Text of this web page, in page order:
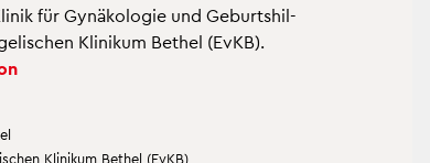
für Gy­nä­ko­lo­gie und Ge­burts­hil­
Kli­ni­kum Be­thel (EvKB).
Kli­ni­kum Be­thel (EvKB)